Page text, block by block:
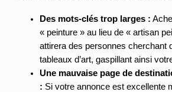
Des mots-clés trop larges :
« peinture » au lieu de « artisan
attirera des personnes cherchant
tableaux d’art, gaspillant ainsi
Une mauvaise page de
: Si votre annonce est excellente